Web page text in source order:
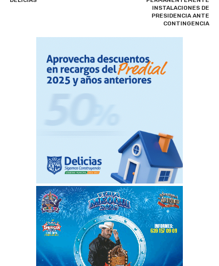
INSTALACIONES DE
PRESIDENCIA ANTE
CONTINGENCIA